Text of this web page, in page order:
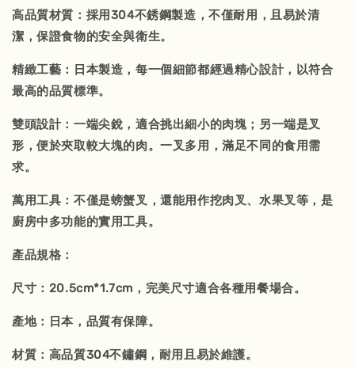
高品質材質：採用304不銹鋼製造，不僅耐用，且易於清
潔，保證食物的安全與衛生。
精緻工藝：日本製造，每一個細節都經過精心設計，以符合
最高的品質標準。
雙頭設計：一端尖銳，適合挑出細小的肉塊；另一端是叉
形，便於夾取較大塊的肉。一叉多用，滿足不同的食用需
求。
萬用工具：不僅是螃蟹叉，還能用作挖肉叉、水果叉等，是
廚房中多功能的實用工具。
產品規格：
尺寸：20.5cm*1.7cm，完美尺寸適合各種用餐場合。
產地：日本，品質有保障。
材質：高品質304不鏽鋼，耐用且易於維護。